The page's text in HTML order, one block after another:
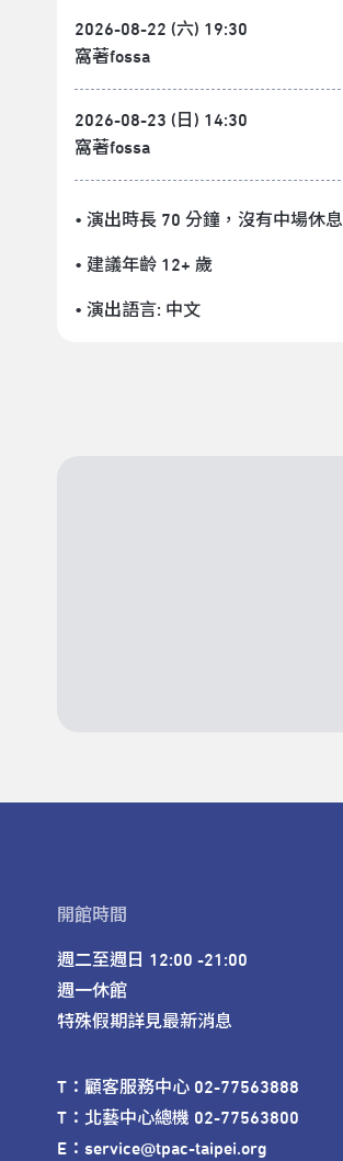
2026-08-22 (六) 19:30
窩著fossa
2026-08-23 (日) 14:30
窩著fossa
• 演出時長 70 分鐘 ，沒有中場休息
• 建議年齡 12+ 歲
• 演出語言: 中文
開館時間
週二至週日 12:00 -21:00
週一休館
特殊假期詳見最新消息
T：顧客服務中心 02-77563888
T：北藝中心總機 02-77563800
E：service@tpac-taipei.org